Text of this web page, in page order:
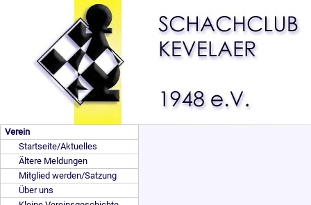
Verein
Startseite/Aktuelles
Ältere Meldungen
Mitglied werden/Satzung
Über uns